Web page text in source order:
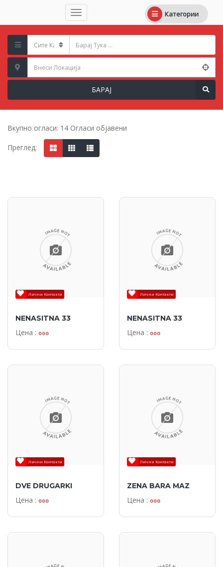
Категории
БАРАЈ
Вкупно огласи: 14 Огласи објавени
Преглед:
Лични Контакти
NENASITNA 33
Цена : ooo
Лични Контакти
NENASITNA 33
Цена : ooo
Лични Контакти
DVE DRUGARKI
Цена : ooo
Лични Контакти
ZENA BARA MAZ
Цена : ooo